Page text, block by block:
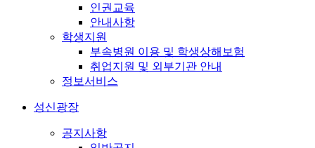
인권교육
안내사항
학생지원
부속병원 이용 및 학생상해보험
취업지원 및 외부기관 안내
정보서비스
성신광장
공지사항